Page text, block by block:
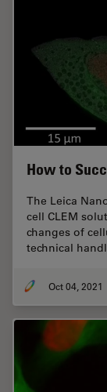
How to
The Leica
cell CLEM
changes of
technical
Oct 04, 2021